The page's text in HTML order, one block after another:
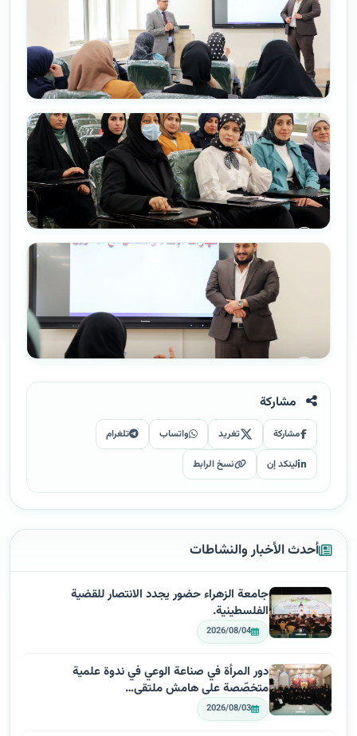
مشاركة
مشاركة تغريد واتساب تلغرام
لينكد إن نسخ الرابط
أحدث الأخبار والنشاطات
جامعة الزهراء حضور يجدد الانتصار للقضية
الفلسطينية.
2026/08/04
دور المرأة في صناعة الوعي في ندوة علمية
متخصّصة على هامش ملتقى…
2026/08/03